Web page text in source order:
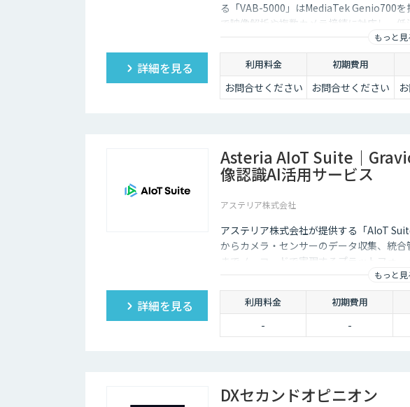
る「VAB-5000」はMediaTek Genio700
で映像解析や複数カメラ接続に対応し、
もっと見
詳細を見る 利用料金 初期費用
お問合せください お問合せください
Asteria AIoT Suite｜
像認識AI活用サービス
アステリア株式会社
アステリア株式会社が提供する「AIoT
からカメラ・センサーのデータ収集、統
までノーコードで実現するプラットフォー
もっと見
詳細を見る 利用料金 初期費用
- -
DXセカンドオピニオン